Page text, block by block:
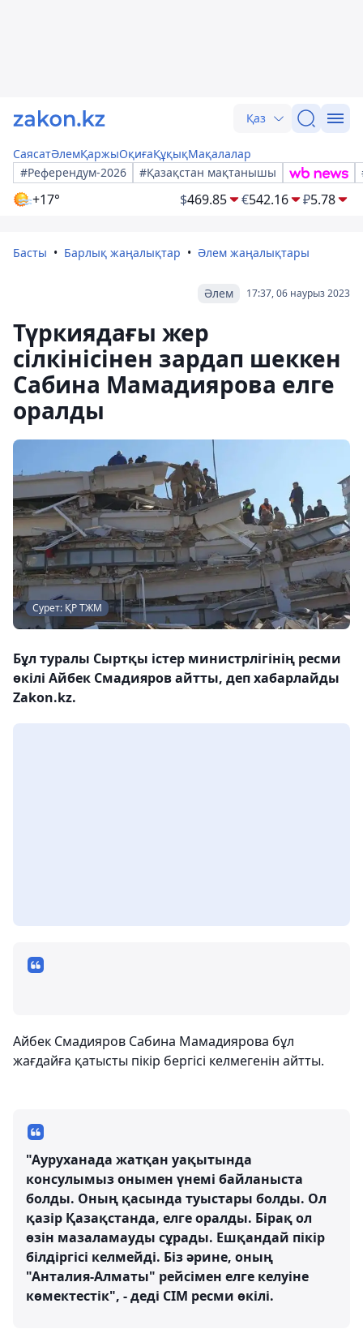
Қаз
СаясатӘлемҚаржыОқиғаҚұқықМақалалар
#Референдум-2026
#Қазақстан мақтанышы
+17° $469.85 €542.16 ₽5.78
Басты Барлық жаңалықтар Әлем жаңалықтары
17:37, 06 наурыз 2023
Әлем
Түркиядағы жер
сілкінісінен зардап шеккен
Сабина Мамадиярова елге
оралды
Сурет: ҚР ТЖМ
Бұл туралы Сыртқы істер министрлігінің ресми
өкілі Айбек Смадияров айтты, деп хабарлайды
Zakon.kz.
Айбек Смадияров Сабина Мамадиярова бұл
жағдайға қатысты пікір бергісі келмегенін айтты.
"Ауруханада жатқан уақытында
консулымыз онымен үнемі байланыста
болды. Оның қасында туыстары болды. Ол
қазір Қазақстанда, елге оралды. Бірақ ол
өзін мазаламауды сұрады. Ешқандай пікір
білдіргісі келмейді. Біз әрине, оның
"Анталия-Алматы" рейсімен елге келуіне
көмектестік", - деді СІМ ресми өкілі.